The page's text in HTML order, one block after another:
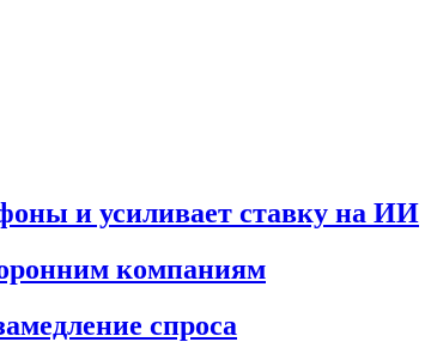
и усиливает ставку на ИИ
компаниям
спроса